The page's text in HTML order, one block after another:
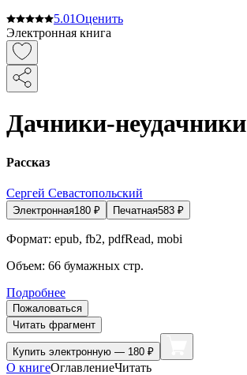
5.01Оценить
Электронная книга
Дачники-неудачники
Рассказ
Сергей Севастопольский
Электронная180 ₽ Печатная583 ₽
Формат: epub, fb2, pdfRead, mobi
Объем: 66 бумажных стр.
Подробнее
Пожаловаться
Читать фрагмент
Купить электронную — 180 ₽
О книгеОглавлениеЧитать